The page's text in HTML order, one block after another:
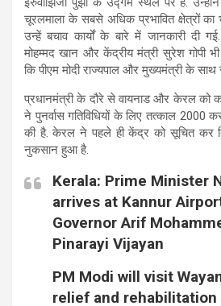
चूरलमाला के सबसे अधिक प्रभावित क्षेत्रों का
उन्हें बचाव कार्यों के बारे में जानकारी दी
मोहम्मद खान और केंद्रीय मंत्री सुरेश गोपी
कि पीएम मोदी राज्यपाल और मुख्यमंत्री के साथ
प्रधानमंत्री के दौरे से वायनाड और केरल को
ने पुनर्वास गतिविधियों के लिए तत्काल
की है. केरल ने पहले ही केंद्र को सूचित कर
नुकसान हुआ है.
Kerala: Prime Minister
arrives at Kannur
Governor Arif
Pinarayi Vijayan
PM Modi will visit
relief and